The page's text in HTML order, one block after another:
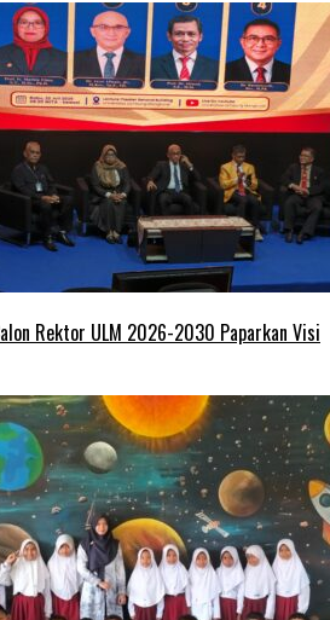
Rektor ULM 2026-2030 Paparkan Visi